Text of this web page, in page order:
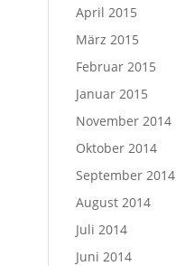
April 2015
März 2015
Februar 2015
Januar 2015
November 2014
Oktober 2014
September 2014
August 2014
Juli 2014
Juni 2014